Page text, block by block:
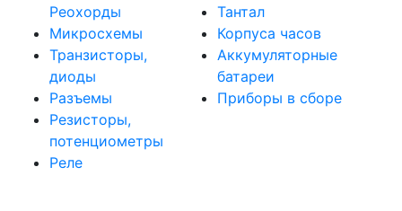
Реохорды
Микросхемы
Транзисторы,
диоды
Разъемы
Резисторы,
потенциометры
Реле
Тантал
Корпуса часов
Аккумуляторные
батареи
Приборы в сборе